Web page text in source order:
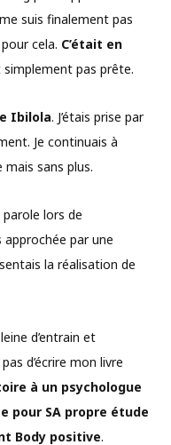
suis finalement pas
cela. C’était en
pas prête.
Ibilola. J’étais prise par
Je continuais à
sans plus.
lors de
approchée par une
la réalisation de
d’entrain et
d’écrire mon livre
à un psychologue
pour SA propre étude
Body positive.